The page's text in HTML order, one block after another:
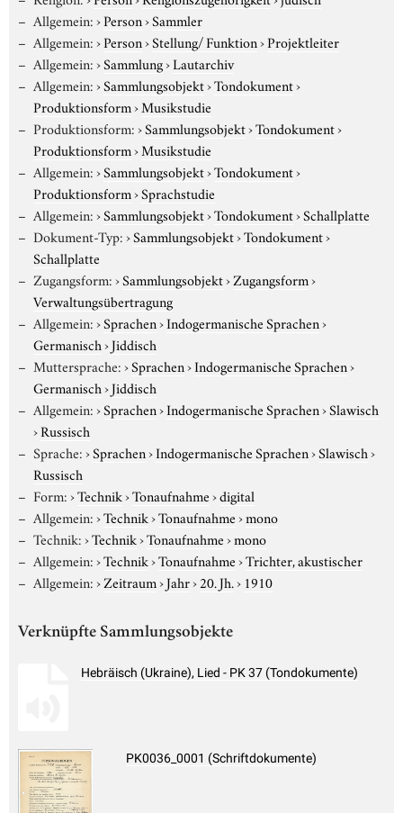
Allgemein:›Person›Sammler
Allgemein:›Person›Stellung/ Funktion›Projektleiter
Allgemein:›Sammlung›Lautarchiv
Allgemein:›Sammlungsobjekt›Tondokument›
Produktionsform›Musikstudie
Produktionsform:›Sammlungsobjekt›Tondokument›
Produktionsform›Musikstudie
Allgemein:›Sammlungsobjekt›Tondokument›
Produktionsform›Sprachstudie
Allgemein:›Sammlungsobjekt›Tondokument›Schallplatte
Dokument-Typ:›Sammlungsobjekt›Tondokument›
Schallplatte
Zugangsform:›Sammlungsobjekt›Zugangsform›
Verwaltungsübertragung
Allgemein:›Sprachen›Indogermanische Sprachen›
Germanisch›Jiddisch
Muttersprache:›Sprachen›Indogermanische Sprachen›
Germanisch›Jiddisch
Allgemein:›Sprachen›Indogermanische Sprachen›Slawisch
›Russisch
Sprache:›Sprachen›Indogermanische Sprachen›Slawisch›
Russisch
Form:›Technik›Tonaufnahme›digital
Allgemein:›Technik›Tonaufnahme›mono
Technik:›Technik›Tonaufnahme›mono
Allgemein:›Technik›Tonaufnahme›Trichter, akustischer
Allgemein:›Zeitraum›Jahr›20. Jh.› 1910
Verknüpfte Sammlungsobjekte
Hebräisch (Ukraine), Lied - PK 37 (Tondokumente)
PK0036_0001 (Schriftdokumente)